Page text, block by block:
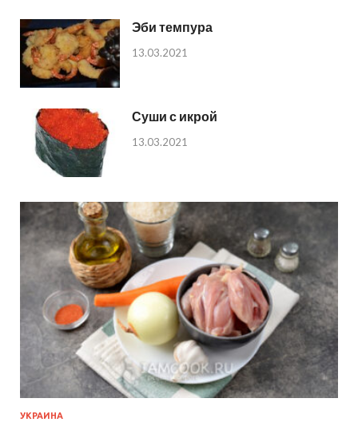
Эби темпура
13.03.2021
Суши с икрой
13.03.2021
УКРАИНА